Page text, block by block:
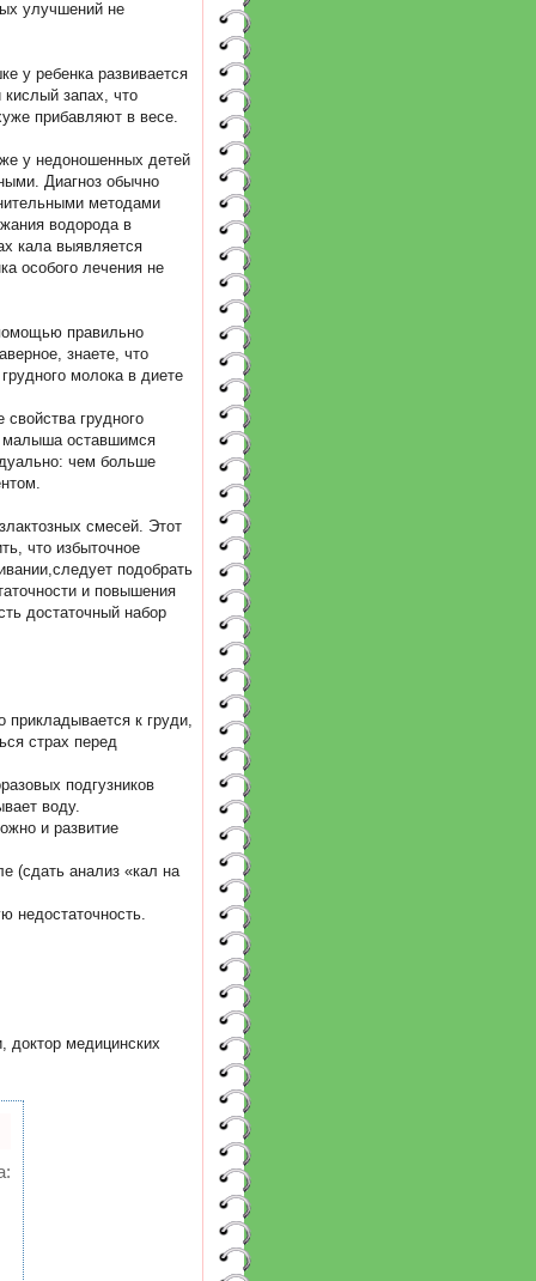
улучшений не
у ребенка развивается
запах, что
прибавляют в весе.
у недоношенных детей
Диагноз обычно
методами
водорода в
кала выявляется
особого лечения не
правильно
знаете, что
молока в диете
грудного
малыша оставшимся
чем больше
смесей. Этот
что избыточное
подобрать
и повышения
достаточный набор
к груди,
страх перед
подгузников
воду.
и развитие
(сдать анализ «кал на
недостаточность.
доктор медицинских